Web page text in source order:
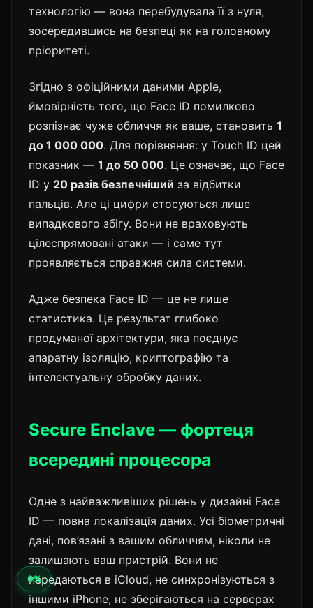
технологію — вона перебудувала її з нуля,
зосередившись на безпеці як на головному
пріоритеті.
Згідно з офіційними даними Apple,
ймовірність того, що Face ID помилково
розпізнає чуже обличчя як ваше, становить 1
до 1 000 000. Для порівняння: у Touch ID цей
показник — 1 до 50 000. Це означає, що Face
ID у 20 разів безпечніший за відбитки
пальців. Але ці цифри стосуються лише
випадкового збігу. Вони не враховують
цілеспрямовані атаки — і саме тут
проявляється справжня сила системи.
Адже безпека Face ID — це не лише
статистика. Це результат глибоко
продуманої архітектури, яка поєднує
апаратну ізоляцію, криптографію та
інтелектуальну обробку даних.
Secure Enclave — фортеця
всередині процесора
Одне з найважливіших рішень у дизайні Face
ID — повна локалізація даних. Усі біометричні
дані, пов’язані з вашим обличчям, ніколи не
залишають ваш пристрій. Вони не
передаються в iCloud, не синхронізуються з
іншими iPhone, не зберігаються на серверах
0%